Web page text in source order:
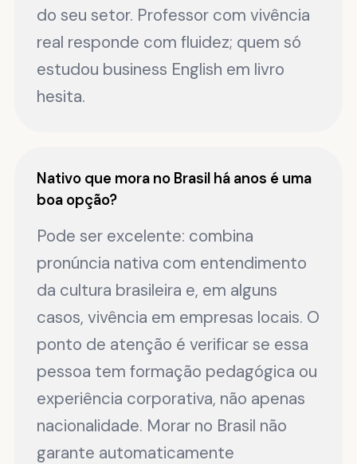
do seu setor. Professor com vivência
real responde com fluidez; quem só
estudou business English em livro
hesita.
Nativo que mora no Brasil há anos é uma
boa opção?
Pode ser excelente: combina
pronúncia nativa com entendimento
da cultura brasileira e, em alguns
casos, vivência em empresas locais. O
ponto de atenção é verificar se essa
pessoa tem formação pedagógica ou
experiência corporativa, não apenas
nacionalidade. Morar no Brasil não
garante automaticamente